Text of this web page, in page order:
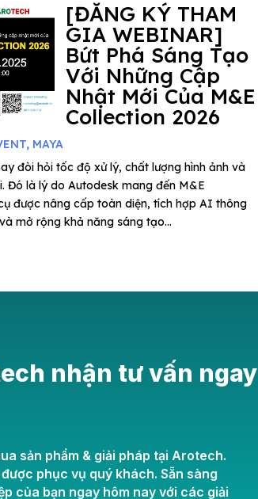
[ĐĂNG KÝ THAM
GIA WEBINAR]
Bứt Phá Sáng Tạo
Với Những Cập
Nhật Mới Của M&E
Collection 2026
, MAYA
đòi hỏi tốc độ xử lý, chất lượng hình ảnh và
Đó là lý do Autodesk mang đến M&E
được nâng cấp toàn diện, tích hợp AI thông
mở rộng khả năng sáng tạo...
nhận tư vấn ngay
sản phẩm & giải pháp tại Arotech.
phục vụ quý khách. Sẵn sàng
của bạn ngay hôm nay với các giải